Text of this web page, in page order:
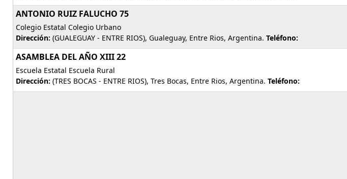
ANTONIO RUIZ FALUCHO 75
Colegio Estatal Colegio Urbano
Dirección: (GUALEGUAY - ENTRE RIOS), Gualeguay, Entre Rios, Argentina. Teléfono:
ASAMBLEA DEL AÑO XIII 22
Escuela Estatal Escuela Rural
Dirección: (TRES BOCAS - ENTRE RIOS), Tres Bocas, Entre Rios, Argentina. Teléfono: